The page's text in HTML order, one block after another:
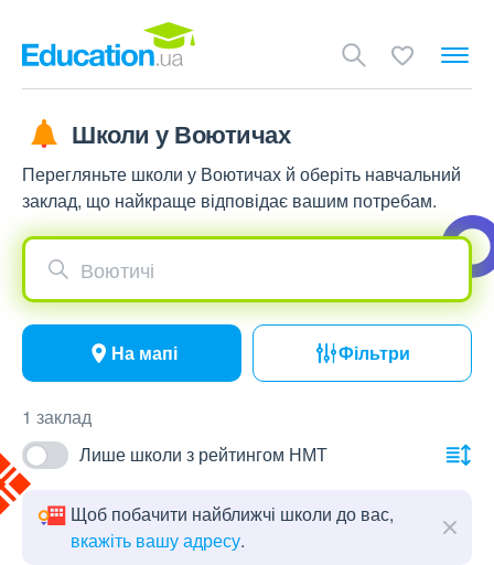
Школи у Воютичах
Перегляньте школи у Воютичах й оберіть навчальний
заклад, що найкраще відповідає вашим потребам.
Воютичі
На мапі Фільтри
1 заклад
Лише школи з рейтингом НМТ
Щоб побачити найближчі школи до вас,
вкажіть вашу адресу.